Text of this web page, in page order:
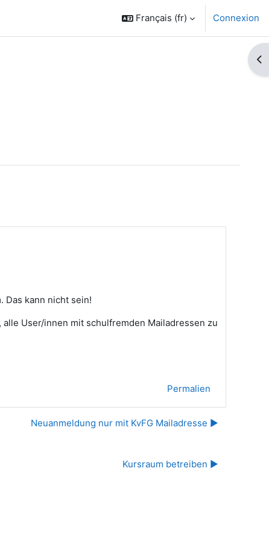
Français ‎(fr)‎ Connexion
Das kann nicht sein!
User/innen mit schulfremden Mailadressen zu
Permalien
Neuanmeldung nur mit KvFG Mailadresse ▶︎
Kursraum betreiben ▶︎